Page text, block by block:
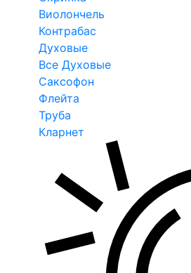
Виолончель
Контрабас
Духовые
Все Духовые
Саксофон
Флейта
Труба
Кларнет